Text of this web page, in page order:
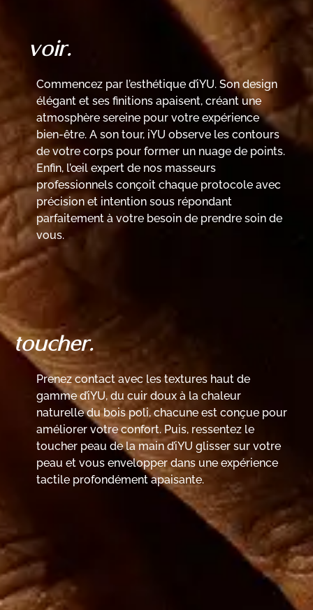
voir.
Commencez par l’esthétique d’iYU. Son design
élégant et ses finitions apaisent, créant une
atmosphère sereine pour votre expérience
bien-être. A son tour, iYU observe les contours
de votre corps pour former un nuage de points.
Enfin, l’œil expert de nos masseurs
professionnels conçoit chaque protocole avec
précision et intention sous répondant
parfaitement à votre besoin de prendre soin de
vous.
toucher.
Prenez contact avec les textures haut de
gamme d’iYU, du cuir doux à la chaleur
naturelle du bois poli, chacune est conçue pour
améliorer votre confort. Puis, ressentez le
toucher peau de la main d’iYU glisser sur votre
peau et vous envelopper dans une expérience
tactile profondément apaisante.